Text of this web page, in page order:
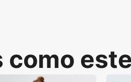
como este